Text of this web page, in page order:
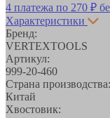
4 платежа по 270 ₽
Характеристики
Бренд:
VERTEXTOOLS
Артикул:
999-20-460
Страна производства:
Китай
Хвостовик: